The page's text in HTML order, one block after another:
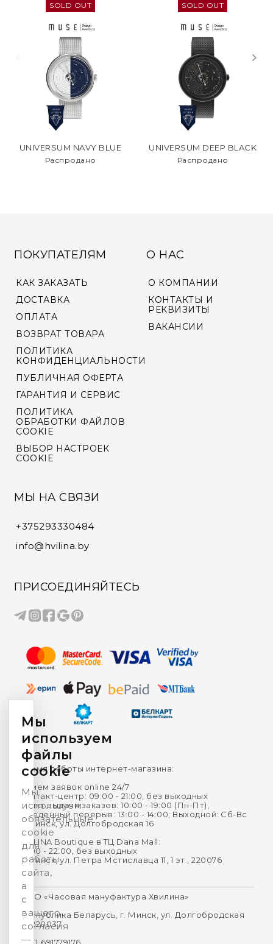
SOLD OUT
UNIVERSUM NAVY BLUE
Распродано
SOLD OUT
UNIVERSUM DEEP BLACK
Распродано
ПОКУПАТЕЛЯМ
КАК ЗАКАЗАТЬ
ДОСТАВКА
ОПЛАТА
ВОЗВРАТ ТОВАРА
ПОЛИТИКА
КОНФИДЕНЦИАЛЬНОСТИ
ПУБЛИЧНАЯ ОФЕРТА
ГАРАНТИЯ И СЕРВИС
ПОЛИТИКА
ОБРАБОТКИ ФАЙЛОВ
COOKIE
ВЫБОР НАСТРОЕК
COOKIE
О НАС
О КОМПАНИИ
КОНТАКТЫ И
РЕКВИЗИТЫ
ВАКАНСИИ
МЫ НА СВЯЗИ
+375293330484
info@hvilina.by
ПРИСОЕДИНЯЙТЕСЬ
Время работы интернет-магазина:
Прием заявок online 24/7
Контакт-центр: 09:00 - 21:00, без выходных
Пункт выдачи заказов: 10:00 - 19:00 (Пн-Пт),
Обеденный перерыв: 13:00 - 14:00; Выходной: Сб-Вс
г. Минск, ул. Долгобродская 16
HVILINA Boutique в ТЦ Dana Mall:
10:00 - 22:00, без выходных
г. Минск, ул. Петра Мстиславца 11, 1 эт., 220076
ООО «Часовая мануфактура Хвилина»
Республика Беларусь, г. Минск, ул. Долгобродская
16, 220037
УНП 691779176
Мы
используем
файлы
cookie
Мы
используем
обязательные
cookie
для
работы
сайта,
а
с
вашего
согласия
—